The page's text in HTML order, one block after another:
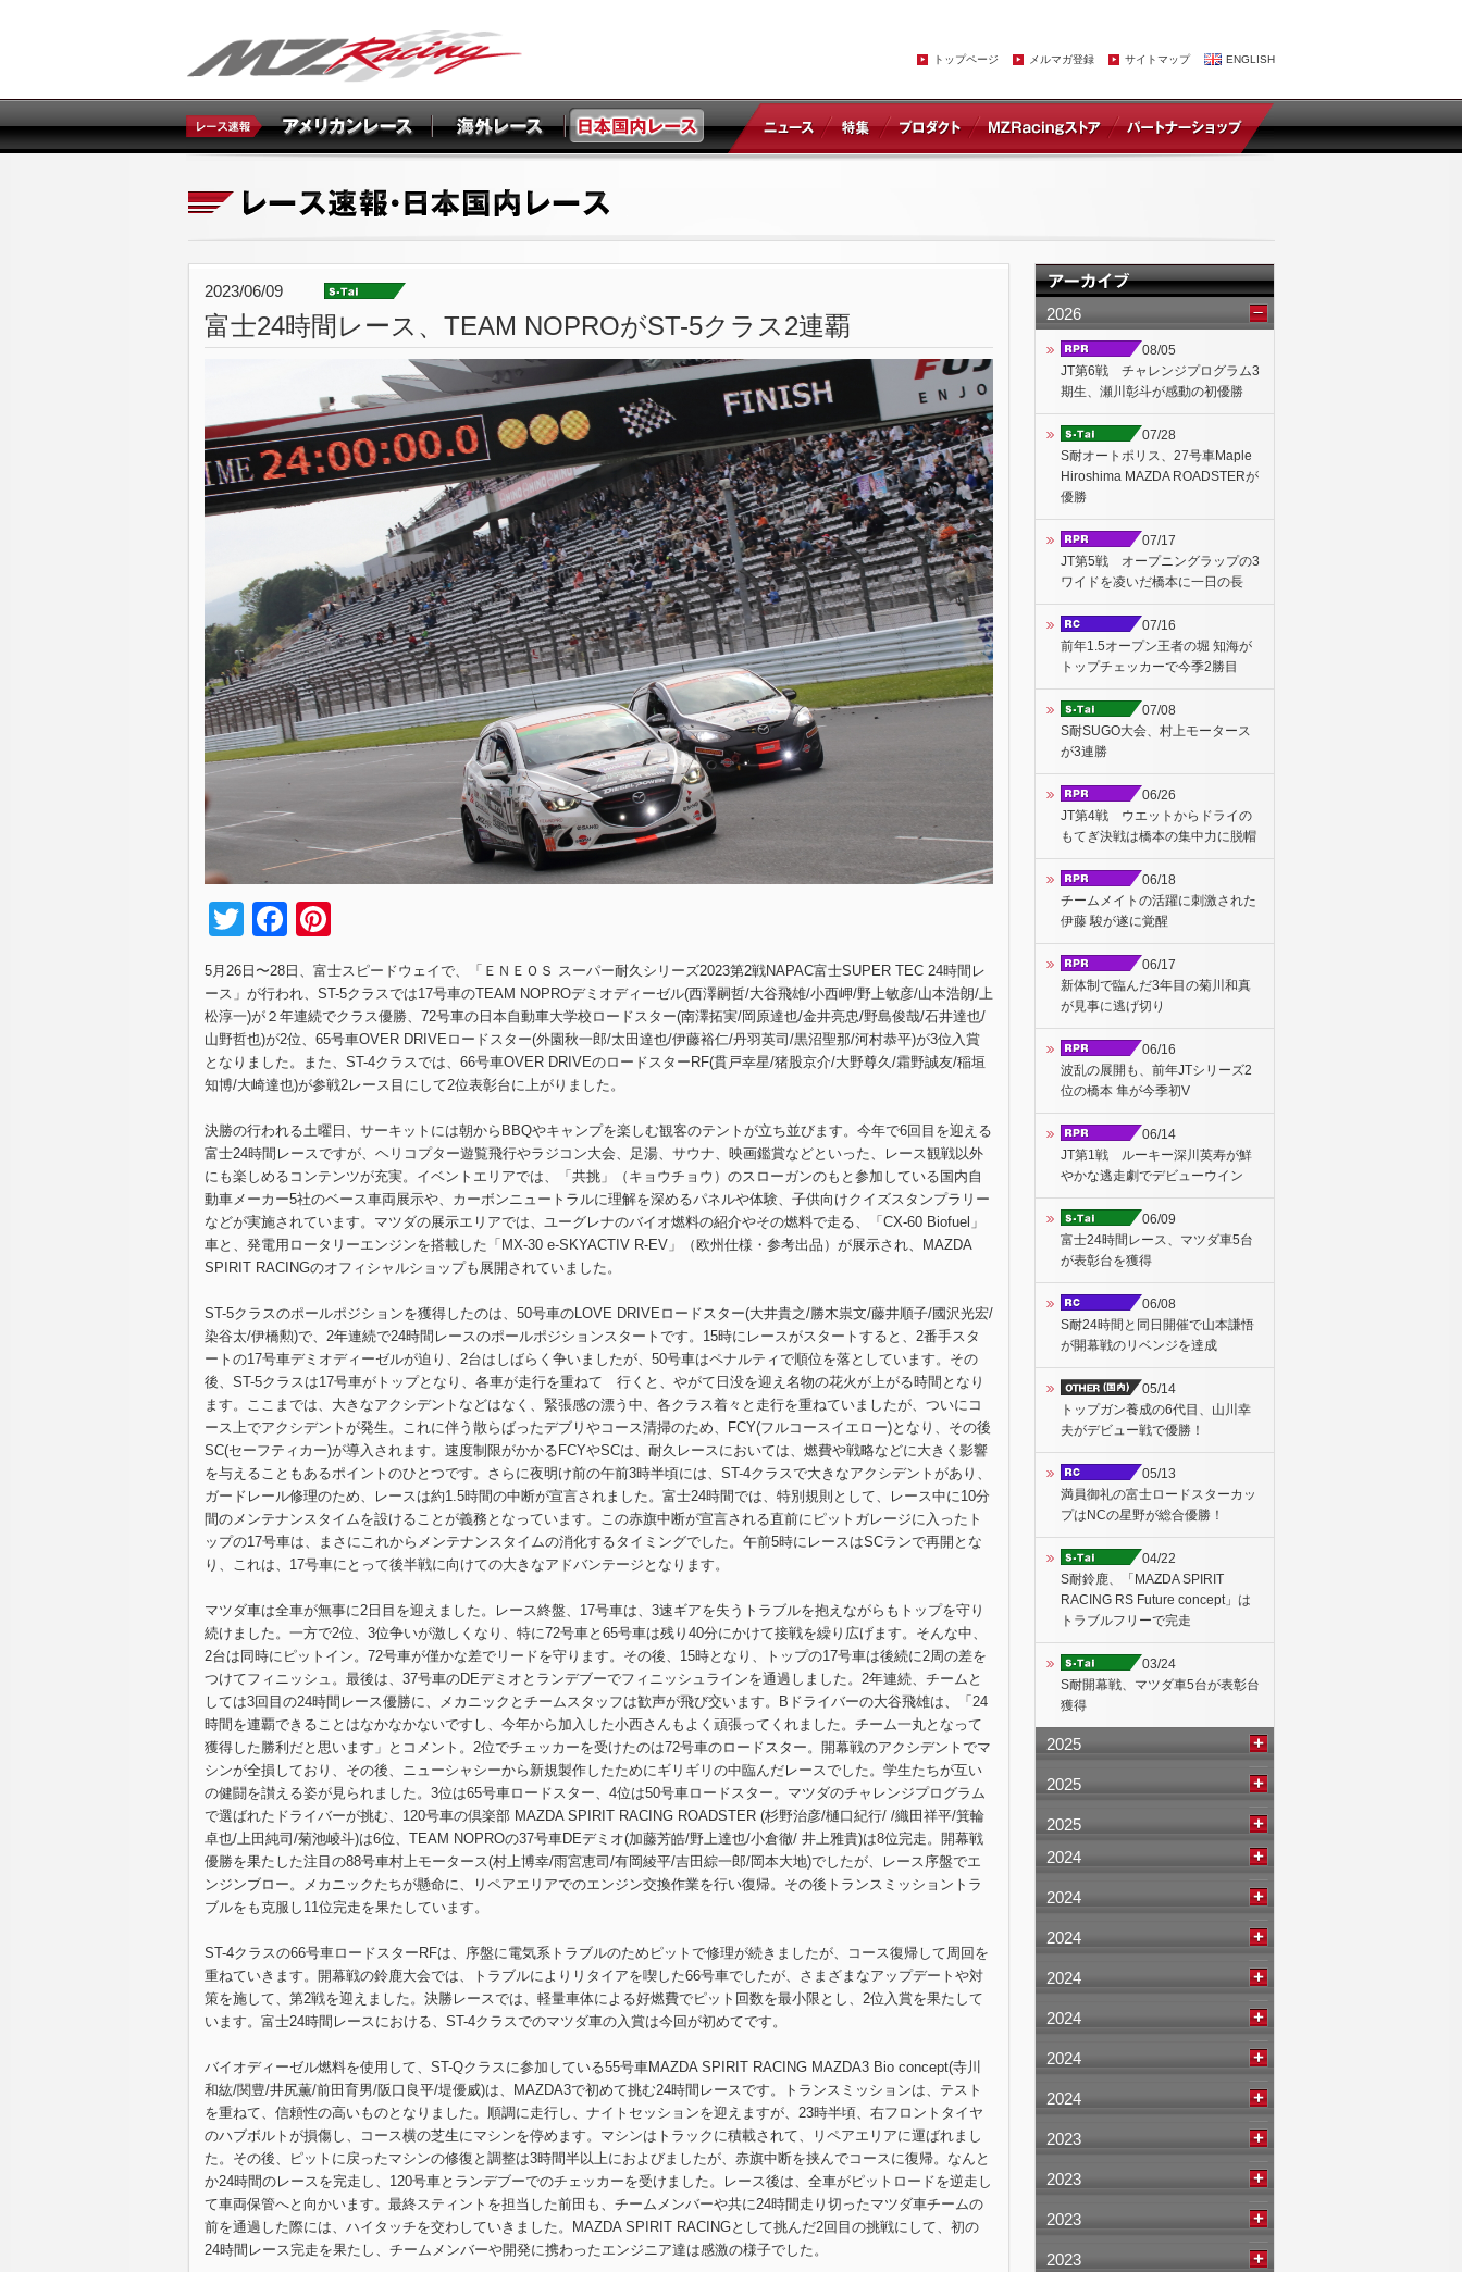
トップページ メルマガ登録 サイトマップ ENGLISH
2023/06/09
富士24時間レース、TEAM NOPROがST-5クラス2連覇
TwitterFacebook
5月26日〜28日、富士スピードウェイで、「ＥＮＥＯＳ スーパー耐久シリーズ2023第2戦NAPAC富士SUPER TEC 24時間レ
ース」が行われ、ST-5クラスでは17号車のTEAM NOPROデミオディーゼル(西澤嗣哲/大谷飛雄/小西岬/野上敏彦/山本浩朗/上
松淳一)が２年連続でクラス優勝、72号車の日本自動車大学校ロードスター(南澤拓実/岡原達也/金井亮忠/野島俊哉/石井達也/
山野哲也)が2位、65号車OVER DRIVEロードスター(外園秋一郎/太田達也/伊藤裕仁/丹羽英司/黒沼聖那/河村恭平)が3位入賞
となりました。また、ST-4クラスでは、66号車OVER DRIVEのロードスターRF(貫戸幸星/猪股京介/大野尊久/霜野誠友/稲垣
知博/大崎達也)が参戦2レース目にして2位表彰台に上がりました。
決勝の行われる土曜日、サーキットには朝からBBQやキャンプを楽しむ観客のテントが立ち並びます。今年で6回目を迎える
富士24時間レースですが、ヘリコプター遊覧飛行やラジコン大会、足湯、サウナ、映画鑑賞などといった、レース観戦以外
にも楽しめるコンテンツが充実。イベントエリアでは、「共挑」（キョウチョウ）のスローガンのもと参加している国内自
動車メーカー5社のベース車両展示や、カーボンニュートラルに理解を深めるパネルや体験、子供向けクイズスタンプラリー
などが実施されています。マツダの展示エリアでは、ユーグレナのバイオ燃料の紹介やその燃料で走る、「CX-60 Biofuel」
車と、発電用ロータリーエンジンを搭載した「MX-30 e-SKYACTIV R-EV」（欧州仕様・参考出品）が展示され、MAZDA
SPIRIT RACINGのオフィシャルショップも展開されていました。
ST-5クラスのポールポジションを獲得したのは、50号車のLOVE DRIVEロードスター(大井貴之/勝木祟文/藤井順子/國沢光宏/
染谷太/伊橋勲)で、2年連続で24時間レースのポールポジションスタートです。15時にレースがスタートすると、2番手スタ
ートの17号車デミオディーゼルが迫り、2台はしばらく争いましたが、50号車はペナルティで順位を落としています。その
後、ST-5クラスは17号車がトップとなり、各車が走行を重ねて 行くと、やがて日没を迎え名物の花火が上がる時間となり
ます。ここまでは、大きなアクシデントなどはなく、緊張感の漂う中、各クラス着々と走行を重ねていましたが、ついにコ
ース上でアクシデントが発生。これに伴う散らばったデブリやコース清掃のため、FCY(フルコースイエロー)となり、その後
SC(セーフティカー)が導入されます。速度制限がかかるFCYやSCは、耐久レースにおいては、燃費や戦略などに大きく影響
を与えることもあるポイントのひとつです。さらに夜明け前の午前3時半頃には、ST-4クラスで大きなアクシデントがあり、
ガードレール修理のため、レースは約1.5時間の中断が宣言されました。富士24時間では、特別規則として、レース中に10分
間のメンテナンスタイムを設けることが義務となっています。この赤旗中断が宣言される直前にピットガレージに入ったト
ップの17号車は、まさにこれからメンテナンスタイムの消化するタイミングでした。午前5時にレースはSCランで再開とな
り、これは、17号車にとって後半戦に向けての大きなアドバンテージとなります。
マツダ車は全車が無事に2日目を迎えました。レース終盤、17号車は、3速ギアを失うトラブルを抱えながらもトップを守り
続けました。一方で2位、3位争いが激しくなり、特に72号車と65号車は残り40分にかけて接戦を繰り広げます。そんな中、
2台は同時にピットイン。72号車が僅かな差でリードを守ります。その後、15時となり、トップの17号車は後続に2周の差を
つけてフィニッシュ。最後は、37号車のDEデミオとランデブーでフィニッシュラインを通過しました。2年連続、チームと
しては3回目の24時間レース優勝に、メカニックとチームスタッフは歓声が飛び交います。Bドライバーの大谷飛雄は、「24
時間を連覇できることはなかなかないですし、今年から加入した小西さんもよく頑張ってくれました。チーム一丸となって
獲得した勝利だと思います」とコメント。2位でチェッカーを受けたのは72号車のロードスター。開幕戦のアクシデントでマ
シンが全損しており、その後、ニューシャシーから新規製作したためにギリギリの中臨んだレースでした。学生たちが互い
の健闘を讃える姿が見られました。3位は65号車ロードスター、4位は50号車ロードスター。マツダのチャレンジプログラム
で選ばれたドライバーが挑む、120号車の倶楽部 MAZDA SPIRIT RACING ROADSTER (杉野治彦/樋口紀行/ /織田祥平/箕輪
卓也/上田純司/菊池崚斗)は6位、TEAM NOPROの37号車DEデミオ(加藤芳皓/野上達也/小倉徹/ 井上雅貴)は8位完走。開幕戦
優勝を果たした注目の88号車村上モータース(村上博幸/雨宮恵司/有岡綾平/吉田綜一郎/岡本大地)でしたが、レース序盤でエ
ンジンブロー。メカニックたちが懸命に、リペアエリアでのエンジン交換作業を行い復帰。その後トランスミッショントラ
ブルをも克服し11位完走を果たしています。
ST-4クラスの66号車ロードスターRFは、序盤に電気系トラブルのためピットで修理が続きましたが、コース復帰して周回を
重ねていきます。開幕戦の鈴鹿大会では、トラブルによりリタイアを喫した66号車でしたが、さまざまなアップデートや対
策を施して、第2戦を迎えました。決勝レースでは、軽量車体による好燃費でピット回数を最小限とし、2位入賞を果たして
います。富士24時間レースにおける、ST-4クラスでのマツダ車の入賞は今回が初めてです。
バイオディーゼル燃料を使用して、ST-Qクラスに参加している55号車MAZDA SPIRIT RACING MAZDA3 Bio concept(寺川
和紘/関豊/井尻薫/前田育男/阪口良平/堤優威)は、MAZDA3で初めて挑む24時間レースです。トランスミッションは、テスト
を重ねて、信頼性の高いものとなりました。順調に走行し、ナイトセッションを迎えますが、23時半頃、右フロントタイヤ
のハブボルトが損傷し、コース横の芝生にマシンを停めます。マシンはトラックに積載されて、リペアエリアに運ばれまし
た。その後、ピットに戻ったマシンの修復と調整は3時間半以上におよびましたが、赤旗中断を挟んでコースに復帰。なんと
か24時間のレースを完走し、120号車とランデブーでのチェッカーを受けました。レース後は、全車がピットロードを逆走し
て車両保管へと向かいます。最終スティントを担当した前田も、チームメンバーや共に24時間走り切ったマツダ車チームの
前を通過した際には、ハイタッチを交わしていきました。MAZDA SPIRIT RACINGとして挑んだ2回目の挑戦にして、初の
24時間レース完走を果たし、チームメンバーや開発に携わったエンジニア達は感激の様子でした。
2026
08/05
JT第6戦 チャレンジプログラム3
期生、瀬川彰斗が感動の初優勝
07/28
S耐オートポリス、27号車Maple
Hiroshima MAZDA ROADSTERが
優勝
07/17
JT第5戦 オープニングラップの3
ワイドを凌いだ橋本に一日の長
07/16
前年1.5オープン王者の堀 知海が
トップチェッカーで今季2勝目
07/08
S耐SUGO大会、村上モータース
が3連勝
06/26
JT第4戦 ウエットからドライの
もてぎ決戦は橋本の集中力に脱帽
06/18
チームメイトの活躍に刺激された
伊藤 駿が遂に覚醒
06/17
新体制で臨んだ3年目の菊川和真
が見事に逃げ切り
06/16
波乱の展開も、前年JTシリーズ2
位の橋本 隼が今季初V
06/14
JT第1戦 ルーキー深川英寿が鮮
やかな逃走劇でデビューウイン
06/09
富士24時間レース、マツダ車5台
が表彰台を獲得
06/08
S耐24時間と同日開催で山本謙悟
が開幕戦のリベンジを達成
05/14
トップガン養成の6代目、山川幸
夫がデビュー戦で優勝！
05/13
満員御礼の富士ロードスターカッ
プはNCの星野が総合優勝！
04/22
S耐鈴鹿、「MAZDA SPIRIT
RACING RS Future concept」は
トラブルフリーで完走
03/24
S耐開幕戦、マツダ車5台が表彰台
獲得
2025
2025
2025
2024
2024
2024
2024
2024
2024
2024
2023
2023
2023
2023